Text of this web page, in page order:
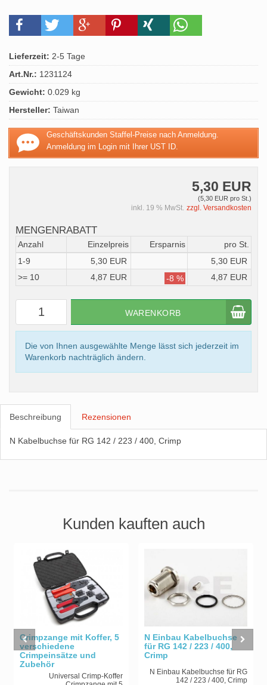
Lieferzeit: 2-5 Tage
Art.Nr.: 1231124
Gewicht: 0.029 kg
Hersteller: Taiwan
Geschäftskunden Staffel-Preise nach Anmeldung.
Anmeldung im Login mit Ihrer UST ID.
5,30 EUR
(5,30 EUR pro St.)
inkl. 19 % MwSt. zzgl. Versandkosten
MENGENRABATT
Anzahl Einzelpreis Ersparnis
pro St.
1-9
5,30 EUR
5,30 EUR
>= 10
4,87 EUR -8 % 4,87 EUR
WARENKORB
Die von Ihnen ausgewählte Menge lässt sich jederzeit im
Warenkorb nachträglich ändern.
Beschreibung Rezensionen
N Kabelbuchse für RG 142 / 223 / 400, Crimp
Kunden kauften auch
Crimpzange mit Koffer, 5
verschiedene
Crimpeinsätze und
Zubehör
Universal Crimp-Koffer
N Einbau Kabelbuchse
für RG 142 / 223 / 400,
Crimp
N Einbau Kabelbuchse für RG
142 / 223 / 400, Crimp